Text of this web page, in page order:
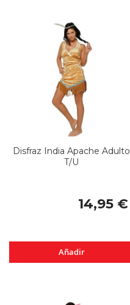
Disfraz India Apache Adulto
T/U
14,95 €
Añadir